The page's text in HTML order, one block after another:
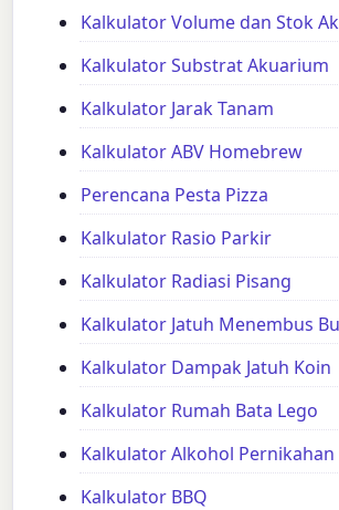
Kalkulator Volume dan Stok
Kalkulator Substrat Akuarium
Kalkulator Jarak Tanam
Kalkulator ABV Homebrew
Perencana Pesta Pizza
Kalkulator Rasio Parkir
Kalkulator Radiasi Pisang
Kalkulator Jatuh Menembus
Kalkulator Dampak Jatuh Koin
Kalkulator Rumah Bata Lego
Kalkulator Alkohol Pernikahan
Kalkulator BBQ